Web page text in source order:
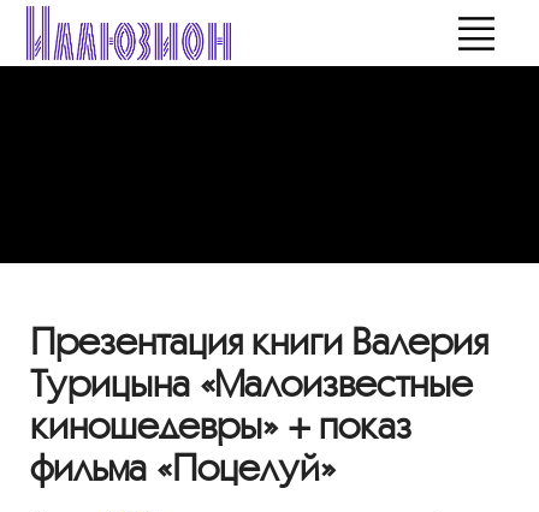
Презентация книги Валерия
Турицына «Малоизвестные
киношедевры» + показ
фильма «Поцелуй»